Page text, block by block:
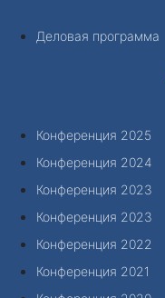
Деловая программа
Конференция 2025
Конференция 2024
Конференция 2023
Конференция 2023
Конференция 2022
Конференция 2021